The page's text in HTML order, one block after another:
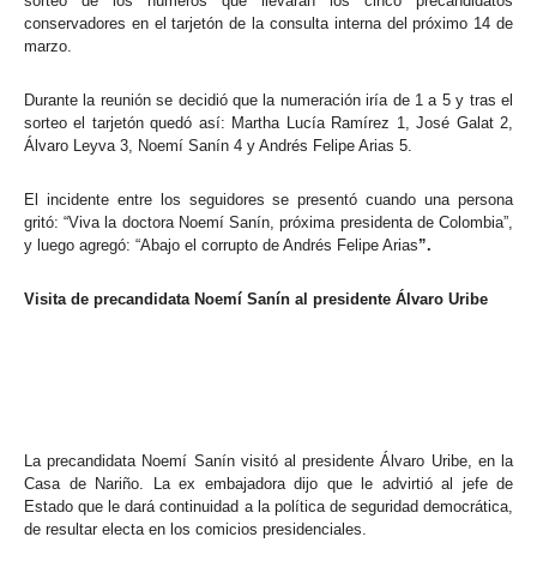
conservadores en el tarjetón de la consulta interna del próximo 14 de
marzo.
Durante la reunión se decidió que la numeración iría de 1 a 5 y tras el
sorteo el tarjetón quedó así: Martha Lucía Ramírez 1, José Galat 2,
Álvaro Leyva 3, Noemí Sanín 4 y Andrés Felipe Arias 5.
El incidente entre los seguidores se presentó cuando una persona
gritó: “Viva la doctora Noemí Sanín, próxima presidenta de Colombia”,
y luego agregó: “Abajo el corrupto de Andrés Felipe Arias”.
Visita de precandidata Noemí Sanín al presidente Álvaro Uribe
La precandidata Noemí Sanín visitó al presidente Álvaro Uribe, en la
Casa de Nariño. La ex embajadora dijo que le advirtió al jefe de
Estado que le dará continuidad a la política de seguridad democrática,
de resultar electa en los comicios presidenciales.